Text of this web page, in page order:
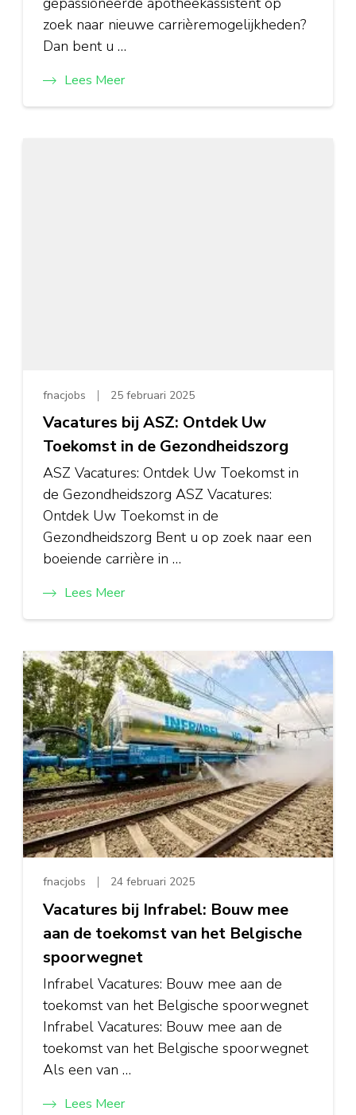
zoek naar nieuwe carrièremogelijkheden?
Dan bent u …
Lees Meer
fnacjobs 25 februari 2025
Vacatures bij ASZ: Ontdek Uw
Toekomst in de Gezondheidszorg
ASZ Vacatures: Ontdek Uw Toekomst in
de Gezondheidszorg ASZ Vacatures:
Ontdek Uw Toekomst in de
Gezondheidszorg Bent u op zoek naar een
boeiende carrière in …
Lees Meer
fnacjobs 24 februari 2025
Vacatures bij Infrabel: Bouw mee
aan de toekomst van het Belgische
spoorwegnet
Infrabel Vacatures: Bouw mee aan de
toekomst van het Belgische spoorwegnet
Infrabel Vacatures: Bouw mee aan de
toekomst van het Belgische spoorwegnet
Als een van …
Lees Meer